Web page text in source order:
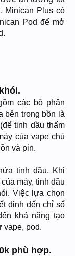
Minican Plus có
Pod để mở
các bộ phận
bên trong bồn là
tinh dầu thấm
của vape chủ
và pin.
tinh dầu. Khi
máy, tinh dầu
Việc lựa chọn
định đến chỉ số
khả năng tạo
vape, pod.
phù hợp.